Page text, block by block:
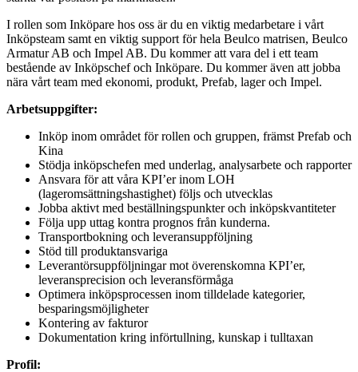
I rollen som Inköpare hos oss är du en viktig medarbetare i vårt
Inköpsteam samt en viktig support för hela Beulco matrisen, Beulco
Armatur AB och Impel AB. Du kommer att vara del i ett team
bestående av Inköpschef och Inköpare. Du kommer även att jobba
nära vårt team med ekonomi, produkt, Prefab, lager och Impel.
Arbetsuppgifter:
Inköp inom området för rollen och gruppen, främst Prefab och
Kina
Stödja inköpschefen med underlag, analysarbete och rapporter
Ansvara för att våra KPI’er inom LOH
(lageromsättningshastighet) följs och utvecklas
Jobba aktivt med beställningspunkter och inköpskvantiteter
Följa upp uttag kontra prognos från kunderna.
Transportbokning och leveransuppföljning
Stöd till produktansvariga
Leverantörsuppföljningar mot överenskomna KPI’er,
leveransprecision och leveransförmåga
Optimera inköpsprocessen inom tilldelade kategorier,
besparingsmöjligheter
Kontering av fakturor
Dokumentation kring införtullning, kunskap i tulltaxan
Profil: